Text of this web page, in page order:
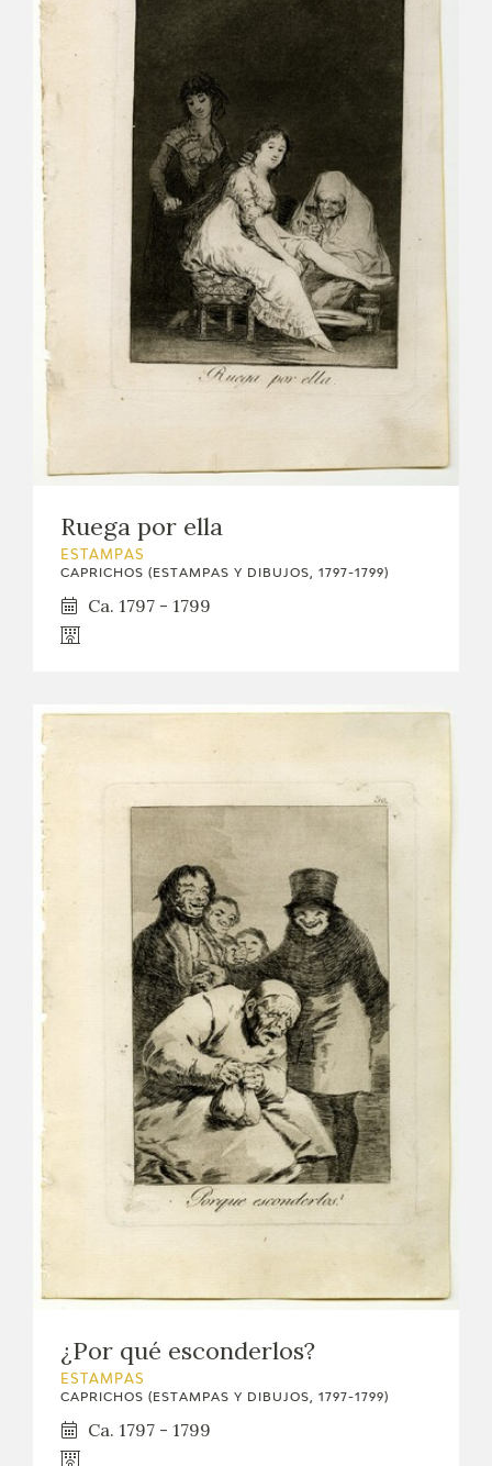
Ruega por ella
ESTAMPAS
CAPRICHOS (ESTAMPAS Y DIBUJOS, 1797-1799)
Ca. 1797 - 1799
¿Por qué esconderlos?
ESTAMPAS
CAPRICHOS (ESTAMPAS Y DIBUJOS, 1797-1799)
Ca. 1797 - 1799